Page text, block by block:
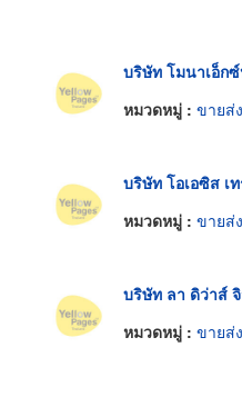
บริษัท โมนาเอ็ก
หมวดหมู่ : ขายส่
บริษัท โอเอซิส เ
หมวดหมู่ : ขายส่
บริษัท ลา ดิว่าส์
หมวดหมู่ : ขายส่